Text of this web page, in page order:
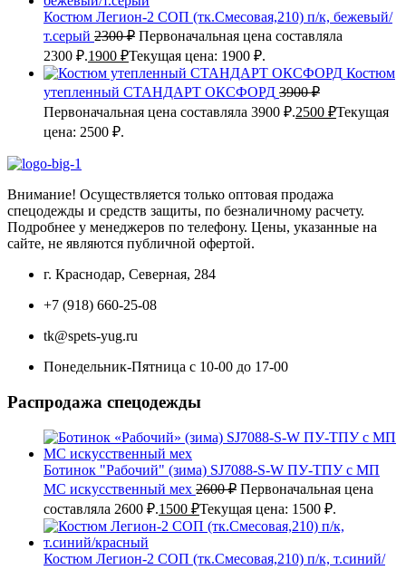
Костюм Легион-2 СОП (тк.Смесовая,210) п/к, бежевый/
т.серый 2300₽ Первоначальная цена составляла
2300 ₽.1900 ₽Текущая цена: 1900 ₽.
Костюм
утепленный СТАНДАРТ ОКСФОРД 3900₽
Первоначальная цена составляла 3900 ₽.2500 ₽Текущая
цена: 2500 ₽.
Внимание! Осуществляется только оптовая продажа
спецодежды и средств защиты, по безналичному расчету.
Подробнее у менеджеров по телефону. Цены, указанные на
сайте, не являются публичной офертой.
г. Краснодар, Северная, 284
+7 (918) 660-25-08
tk@spets-yug.ru
Понедельник-Пятница с 10-00 до 17-00
Распродажа спецодежды
Ботинок "Рабочий" (зима) SJ7088-S-W ПУ-ТПУ с МП
МС искусственный мех 2600₽ Первоначальная цена
составляла 2600 ₽.1500 ₽Текущая цена: 1500 ₽.
Костюм Легион-2 СОП (тк.Смесовая,210) п/к, т.синий/